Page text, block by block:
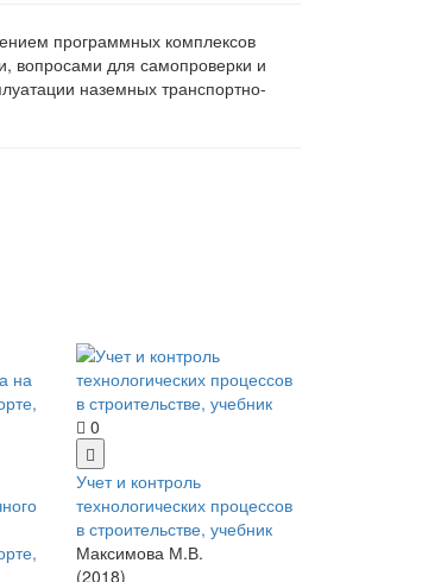
программных комплексов
вопросами для самопроверки и
наземных транспортно-
0
Учет и контроль
технологических процессов
в строительстве, учебник
Максимова М.В.
(2018)